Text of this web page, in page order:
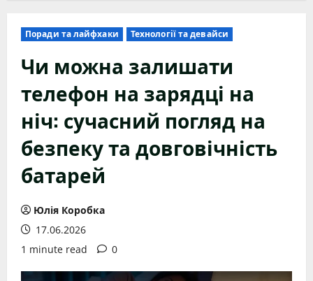
Поради та лайфхаки Технології та девайси
Чи можна залишати
телефон на зарядці на
ніч: сучасний погляд на
безпеку та довговічність
батарей
Юлія Коробка
17.06.2026
1 minute read
0